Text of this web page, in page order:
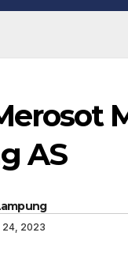
AS
24, 2023